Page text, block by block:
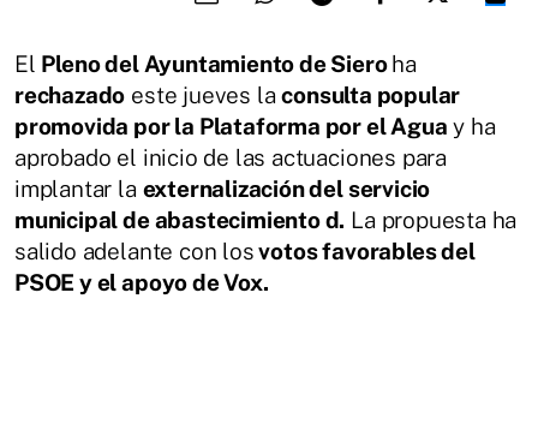
El Pleno del Ayuntamiento de Sieroha
rechazado este jueves laconsulta popular
promovida por la Plataforma por el Agua y ha
aprobado el inicio de las actuaciones para
implantar la externalización del servicio
municipal de abastecimiento d. La propuesta ha
salido adelante con losvotos favorables del
PSOE y el apoyo de Vox.